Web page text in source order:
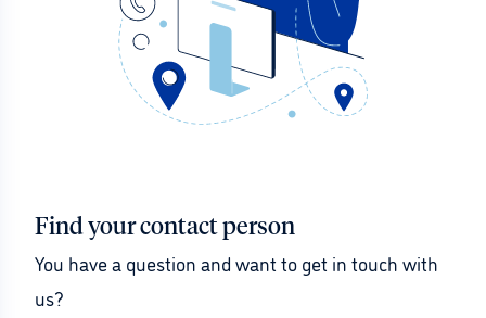
Find your contact person
You have a question and want to get in touch with
us?